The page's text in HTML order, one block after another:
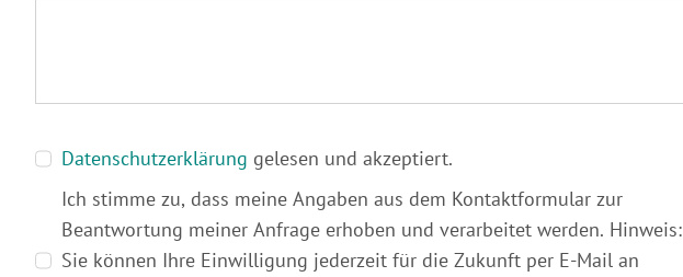
Datenschutzerklärung gelesen und akzeptiert.
Ich stimme zu, dass meine Angaben aus dem Kontaktformular zur
Beantwortung meiner Anfrage erhoben und verarbeitet werden. Hinweis:
Sie können Ihre Einwilligung jederzeit für die Zukunft per E-Mail an